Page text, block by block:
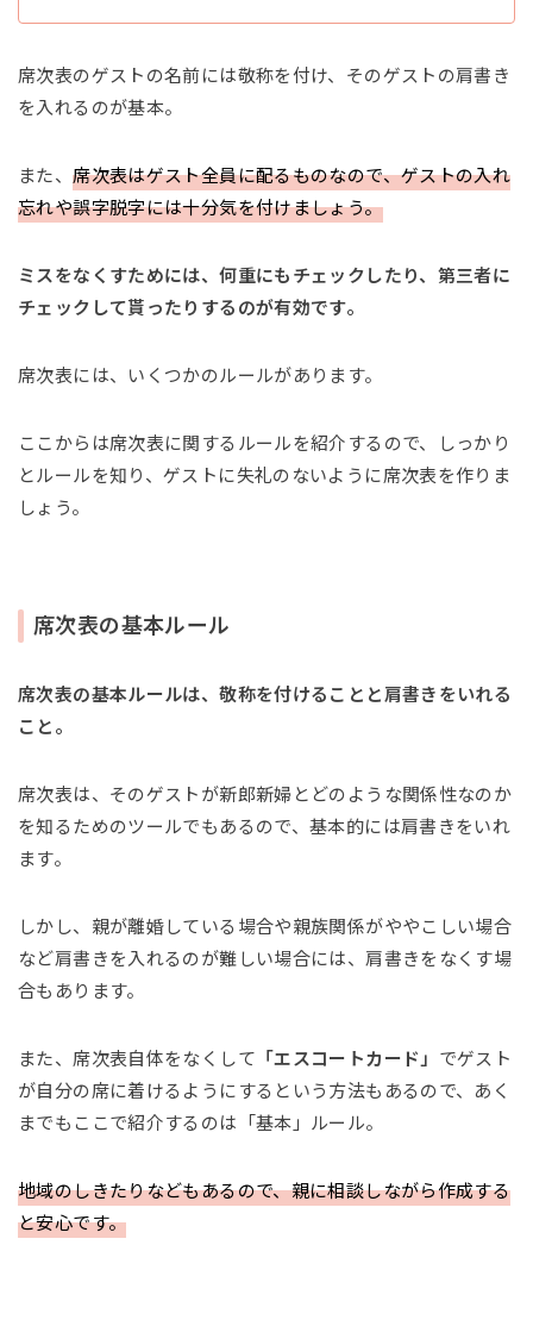
席次表のゲストの名前には敬称を付け、そのゲストの肩書き
を入れるのが基本。
また、席次表はゲスト全員に配るものなので、ゲストの入れ
忘れや誤字脱字には十分気を付けましょう。
ミスをなくすためには、何重にもチェックしたり、第三者に
チェックして貰ったりするのが有効です。
席次表には、いくつかのルールがあります。
ここからは席次表に関するルールを紹介するので、しっかり
とルールを知り、ゲストに失礼のないように席次表を作りま
しょう。
席次表の基本ルール
席次表の基本ルールは、敬称を付けることと肩書きをいれる
こと。
席次表は、そのゲストが新郎新婦とどのような関係性なのか
を知るためのツールでもあるので、基本的には肩書きをいれ
ます。
しかし、親が離婚している場合や親族関係がややこしい場合
など肩書きを入れるのが難しい場合には、肩書きをなくす場
合もあります。
また、席次表自体をなくして 「エスコートカード」 でゲスト
が自分の席に着けるようにするという方法もあるので、あく
までもここで紹介するのは「基本」ルール。
地域のしきたりなどもあるので、親に相談しながら作成する
と安心です。